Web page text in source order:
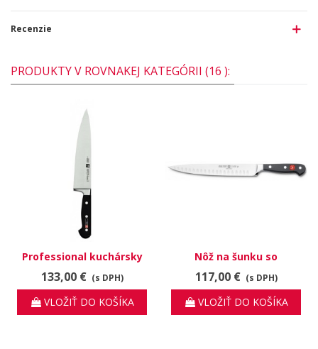
Recenzie
PRODUKTY V ROVNAKEJ KATEGÓRII (16 ):
Professional kuchársky
nôž 31021-231
133,00 € (s DPH)
VLOŽIŤ DO KOŠÍKA
Nôž na šunku so
žliabkami Classic 4524/23
117,00 € (s DPH)
VLOŽIŤ DO KOŠÍKA